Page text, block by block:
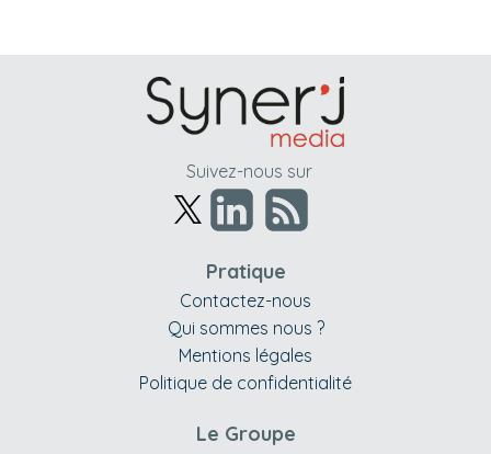
Suivez-nous sur
Pratique
Contactez-nous
Qui sommes nous ?
Mentions légales
Politique de confidentialité
Le Groupe